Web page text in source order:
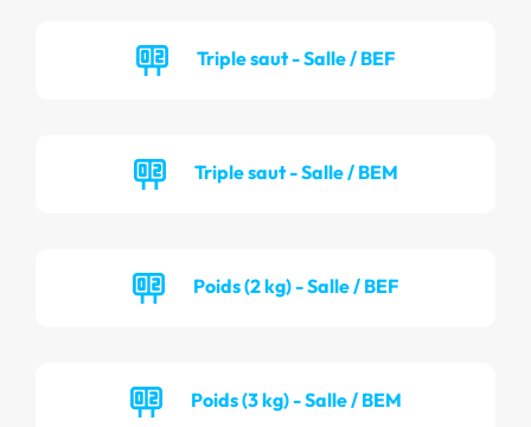
Triple saut - Salle / BEF
Triple saut - Salle / BEM
Poids (2 kg) - Salle / BEF
Poids (3 kg) - Salle / BEM